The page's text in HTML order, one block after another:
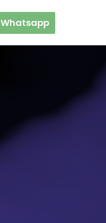
Whatsapp